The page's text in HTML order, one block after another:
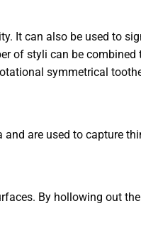
It can also be used to
of styli can be combined
symmetrical
are used to capture
By hollowing out